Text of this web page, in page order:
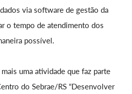
via software de gestão da
o tempo de atendimento dos
possível.
uma atividade que faz parte
do Sebrae/RS “Desenvolver